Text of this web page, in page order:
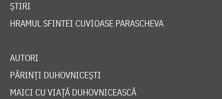
ȘTIRI
HRAMUL SFINTEI CUVIOASE PARASCHEVA
AUTORI
PĂRINȚI DUHOVNICEȘTI
MAICI CU VIAȚĂ DUHOVNICEASCĂ